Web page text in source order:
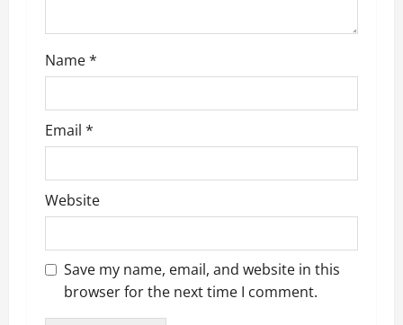
Name*
Email *
Website
Save my name, email, and website in this
browser for the next time I comment.